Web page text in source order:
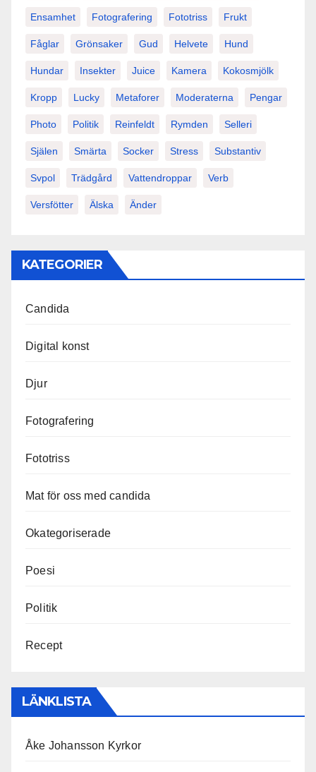
Ensamhet Fotografering Fototriss Frukt
Fåglar Grönsaker Gud Helvete Hund
Hundar Insekter Juice Kamera Kokosmjölk
Kropp Lucky Metaforer Moderaterna Pengar
Photo Politik Reinfeldt Rymden Selleri
Själen Smärta Socker Stress Substantiv
Svpol Trädgård Vattendroppar Verb
Versfötter Älska Änder
KATEGORIER
Candida
Digital konst
Djur
Fotografering
Fototriss
Mat för oss med candida
Okategoriserade
Poesi
Politik
Recept
LÄNKLISTA
Åke Johansson Kyrkor